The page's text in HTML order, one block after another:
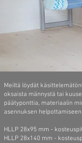
Meiltä löydät
oksaista männystä tai
päätyponttia, materiaalin
asennuksen helpottamiseen.
HLLP 28x95 mm -
HLLP 28x140 mm -